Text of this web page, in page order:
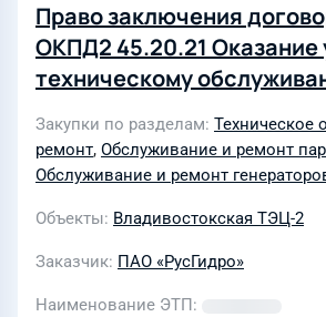
Право заключения
ОКПД2 45.20.21 Оказание
техническому
ремонту фронтального
XCMG LW500F (включая
сменно-запасных частей)
энергетического
технологического
Владивостокской ТЭЦ-2 с
Закупки по разделам Техническое
ремонт, Обслуживание и ремонт
Обслуживание и ремонт
Объекты Владивостокская ТЭЦ-2
Заказчик ПАО «РусГидро»
Наименование ЭТП